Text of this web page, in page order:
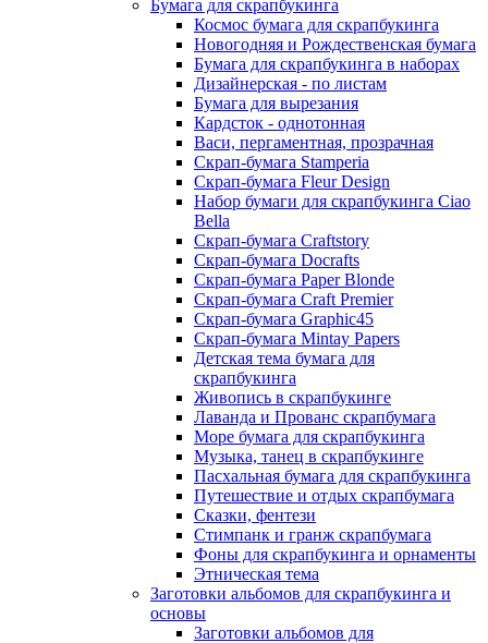
Бумага для скрапбукинга
Космос бумага для скрапбукинга
Новогодняя и Рождественская бумага
Бумага для скрапбукинга в наборах
Дизайнерская - по листам
Бумага для вырезания
Кардсток - однотонная
Васи, пергаментная, прозрачная
Скрап-бумага Stamperia
Скрап-бумага Fleur Design
Набор бумаги для скрапбукинга Ciao
Bella
Скрап-бумага Craftstory
Скрап-бумага Docrafts
Скрап-бумага Paper Blonde
Скрап-бумага Craft Premier
Скрап-бумага Graphic45
Скрап-бумага Mintay Papers
Детская тема бумага для
скрапбукинга
Живопись в скрапбукинге
Лаванда и Прованс скрапбумага
Море бумага для скрапбукинга
Музыка, танец в скрапбукинге
Пасхальная бумага для скрапбукинга
Путешествие и отдых скрапбумага
Сказки, фентези
Стимпанк и гранж скрапбумага
Фоны для скрапбукинга и орнаменты
Этническая тема
Заготовки альбомов для скрапбукинга и
основы
Заготовки альбомов для